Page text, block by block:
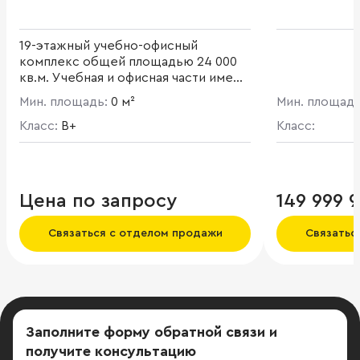
19-этажный учебно-офисный
комплекс общей площадью 24 000
кв.м. Учебная и офисная части имеют
независимые входные группы.
Офисная часть составляет 11 100 кв.
м. Развитая инфраструктура:
кафетерий, столовая для
Мин. площадь: 0 м²
Класс: B+
Цена по запросу
Связаться с отделом продажи
Мин.
Класс:
149 999
Заполните форму обратной связи и
получите консультацию